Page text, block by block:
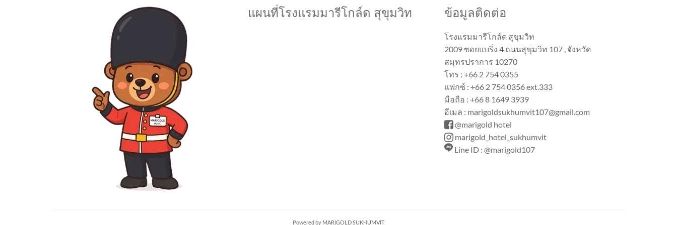
แผนที่โรงแรมมารีโกล์ด สุขุมวิท ข้อมูลติดต่อ
โรงแรมมารีโกล์ด สุขุมวิท
2009 ซอยแบริ่ง 4 ถนนสุขุมวิท 107 , จังหวัด
สมุทรปราการ 10270
โทร : +66 2 754 0355
แฟกซ์ : +66 2 754 0356 ext.333
มือถือ : +66 8 1649 3939
อีเมล : marigoldsukhumvit107@gmail.com
@marigold hotel
marigold_hotel_sukhumvit
Line ID : @marigold107
Powered by MARIGOLD SUKHUMVIT